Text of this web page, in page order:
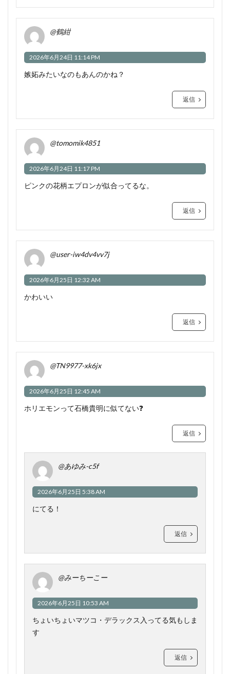
@鶴紺
2026年6月24日 11:14 PM
嫉妬みたいなのもあんのかね？
返信
@tomomik4851
2026年6月24日 11:17 PM
ピンクの花柄エプロンが似合ってるな。
返信
@user-iw4dv4vv7j
2026年6月25日 12:32 AM
かわいい
返信
@TN9977-xk6jx
2026年6月25日 12:45 AM
ホリエモンって石橋貴明に似てない❓
返信
@あゆみ-c5f
2026年6月25日 5:38 AM
にてる！
返信
@みーちーこー
2026年6月25日 10:53 AM
ちょいちょいマツコ・デラックス入ってる気もしま
す
返信